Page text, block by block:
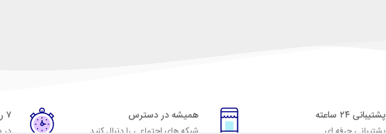
پشتیبانی ۲۴ ساعته
پشتیبانی حرفه ای
همیشه در دسترس
شبکه های اجتماعی را دنبال کنید
۷ روز ضمانت بازگشت
در